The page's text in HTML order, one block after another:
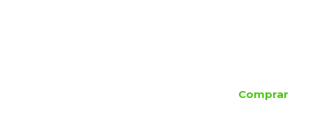
Comprar